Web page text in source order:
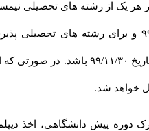
یک از رشته های تحصیلی نیمسال
حداکثر تا پایان ۹۹/۰۶/۳۱ و برای رشته های تحصیلی پذیرش
برای نیمسال دوم باید حداکثر تا تاریخ ۹۹/۱۱/۳۰ باشد. در صورتی که این
شد.
پیش دانشگاهی، اخذ دیپلم و